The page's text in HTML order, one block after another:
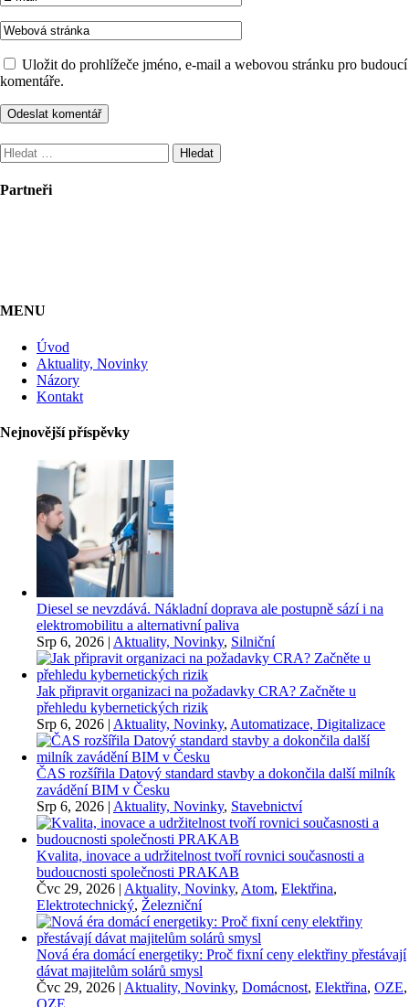
Uložit do prohlížeče jméno, e-mail a webovou stránku pro budoucí
komentáře.
Vyhledávání
Partneři
MENU
Úvod
Aktuality, Novinky
Názory
Kontakt
Nejnovější příspěvky
Diesel se nevzdává. Nákladní doprava ale postupně sází i na
elektromobilitu a alternativní paliva
Srp 6, 2026 | Aktuality, Novinky, Silniční
Jak připravit organizaci na požadavky CRA? Začněte u
přehledu kybernetických rizik
Srp 6, 2026 | Aktuality, Novinky, Automatizace, Digitalizace
ČAS rozšířila Datový standard stavby a dokončila další milník
zavádění BIM v Česku
Srp 6, 2026 | Aktuality, Novinky, Stavebnictví
Kvalita, inovace a udržitelnost tvoří rovnici současnosti a
budoucnosti společnosti PRAKAB
Čvc 29, 2026 | Aktuality, Novinky, Atom, Elektřina,
Elektrotechnický, Železniční
Nová éra domácí energetiky: Proč fixní ceny elektřiny přestávají
dávat majitelům solárů smysl
Čvc 29, 2026 | Aktuality, Novinky, Domácnost, Elektřina, OZE,